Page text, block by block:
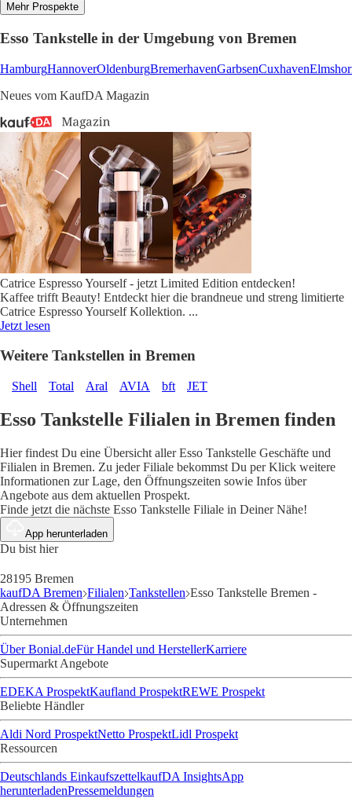
Mehr Prospekte
Esso Tankstelle in der Umgebung von Bremen
HamburgHannoverOldenburgBremerhavenGarbsenCuxhaven
Neues vom KaufDA Magazin
Catrice Espresso Yourself - jetzt Limited Edition entdecken!
Kaffee trifft Beauty! Entdeckt hier die brandneue und streng limitierte
Catrice Espresso Yourself Kollektion. ...
Jetzt lesen
Weitere Tankstellen in Bremen
Shell Total Aral AVIA bft JET
Esso Tankstelle Filialen in Bremen finden
Hier findest Du eine Übersicht aller Esso Tankstelle Geschäfte und
Filialen in Bremen. Zu jeder Filiale bekommst Du per Klick weitere
Informationen zur Lage, den Öffnungszeiten sowie Infos über
Angebote aus dem aktuellen Prospekt.
Finde jetzt die nächste Esso Tankstelle Filiale in Deiner Nähe!
App herunterladen
Du bist hier
28195 Bremen
kaufDA Bremen Filialen Tankstellen Esso Tankstelle Bremen -
Adressen & Öffnungszeiten
Unternehmen
Über Bonial.deFür Handel und HerstellerKarriere
Supermarkt Angebote
EDEKA ProspektKaufland ProspektREWE Prospekt
Beliebte Händler
Aldi Nord ProspektNetto ProspektLidl Prospekt
Ressourcen
Deutschlands EinkaufszettelkaufDA InsightsApp
herunterladenPressemeldungen